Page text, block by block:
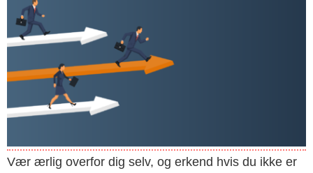
Vær ærlig overfor dig selv, og erkend hvis du ikke er